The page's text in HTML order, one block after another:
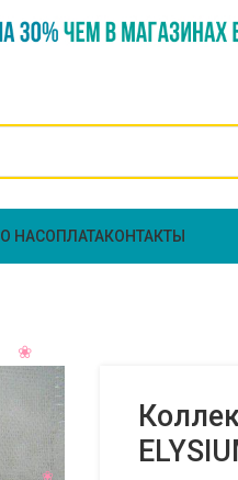
О НАСОПЛАТАКОНТАКТЫ